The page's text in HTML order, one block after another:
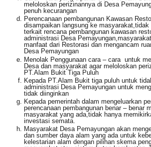
meloloskan perizinannya di Desa
penuh kecurangan
Perencanaan pembangunan Kawasan
disampaikan langsung ke masyarakat,tidak
terkait rencana pembangunan kawasan
administrasi Desa
manfaat dari Restorasi dan mengancam
Desa Pemayungan
Menolak Penggunaan cara – cara untuk
Desa dan masyarakat agar meloloskan
PT.Alam Bukit Tiga Puluh
Kepada PT.Alam Bukit tiga puluh untuk
administrasi Desa Pemayungan untuk
tidak diinginkan
Kepada pemerintah dalam mengeluarkan
perencanaan pembangunan benar – benar
masyarakat yang ada,tidak hanya
investasi semata.
Masyarakat Desa Pemayungan akan
dan sumber daya alam yang ada untuk
kelestarian alam dengan pilihan skema